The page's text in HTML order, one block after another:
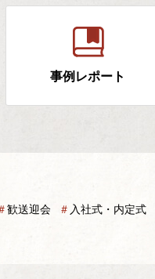
事例レポート
歓送迎会 ＃ 入社式・内定式